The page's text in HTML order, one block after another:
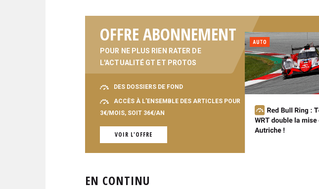
OFFRE ABONNEMENT
POUR NE PLUS RIEN RATER DE
L'ACTUALITÉ GT ET PROTOS
DES DOSSIERS DE FOND
ACCÈS À L'ENSEMBLE DES ARTICLES POUR
3€/MOIS, SOIT 36€/AN
VOIR L'OFFRE
EN CONTINU